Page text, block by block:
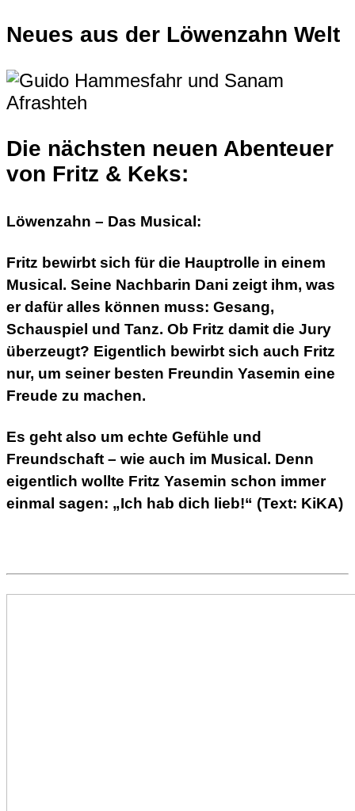
Neues aus der Löwenzahn Welt
Die nächsten neuen Abenteuer
von Fritz & Keks:
Löwenzahn – Das Musical:
Fritz bewirbt sich für die Hauptrolle in einem
Musical. Seine Nachbarin Dani zeigt ihm, was
er dafür alles können muss: Gesang,
Schauspiel und Tanz. Ob Fritz damit die Jury
überzeugt? Eigentlich bewirbt sich auch Fritz
nur, um seiner besten Freundin Yasemin eine
Freude zu machen.
Es geht also um echte Gefühle und
Freundschaft – wie auch im Musical. Denn
eigentlich wollte Fritz Yasemin schon immer
einmal sagen: „Ich hab dich lieb!“ (Text: KiKA)